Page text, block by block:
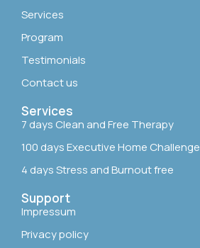
Services
Program
Testimonials
Contact us
Services
7 days Clean and Free Therapy
100 days Executive Home Challenge
4 days Stress and Burnout free
Support
Impressum
Privacy policy